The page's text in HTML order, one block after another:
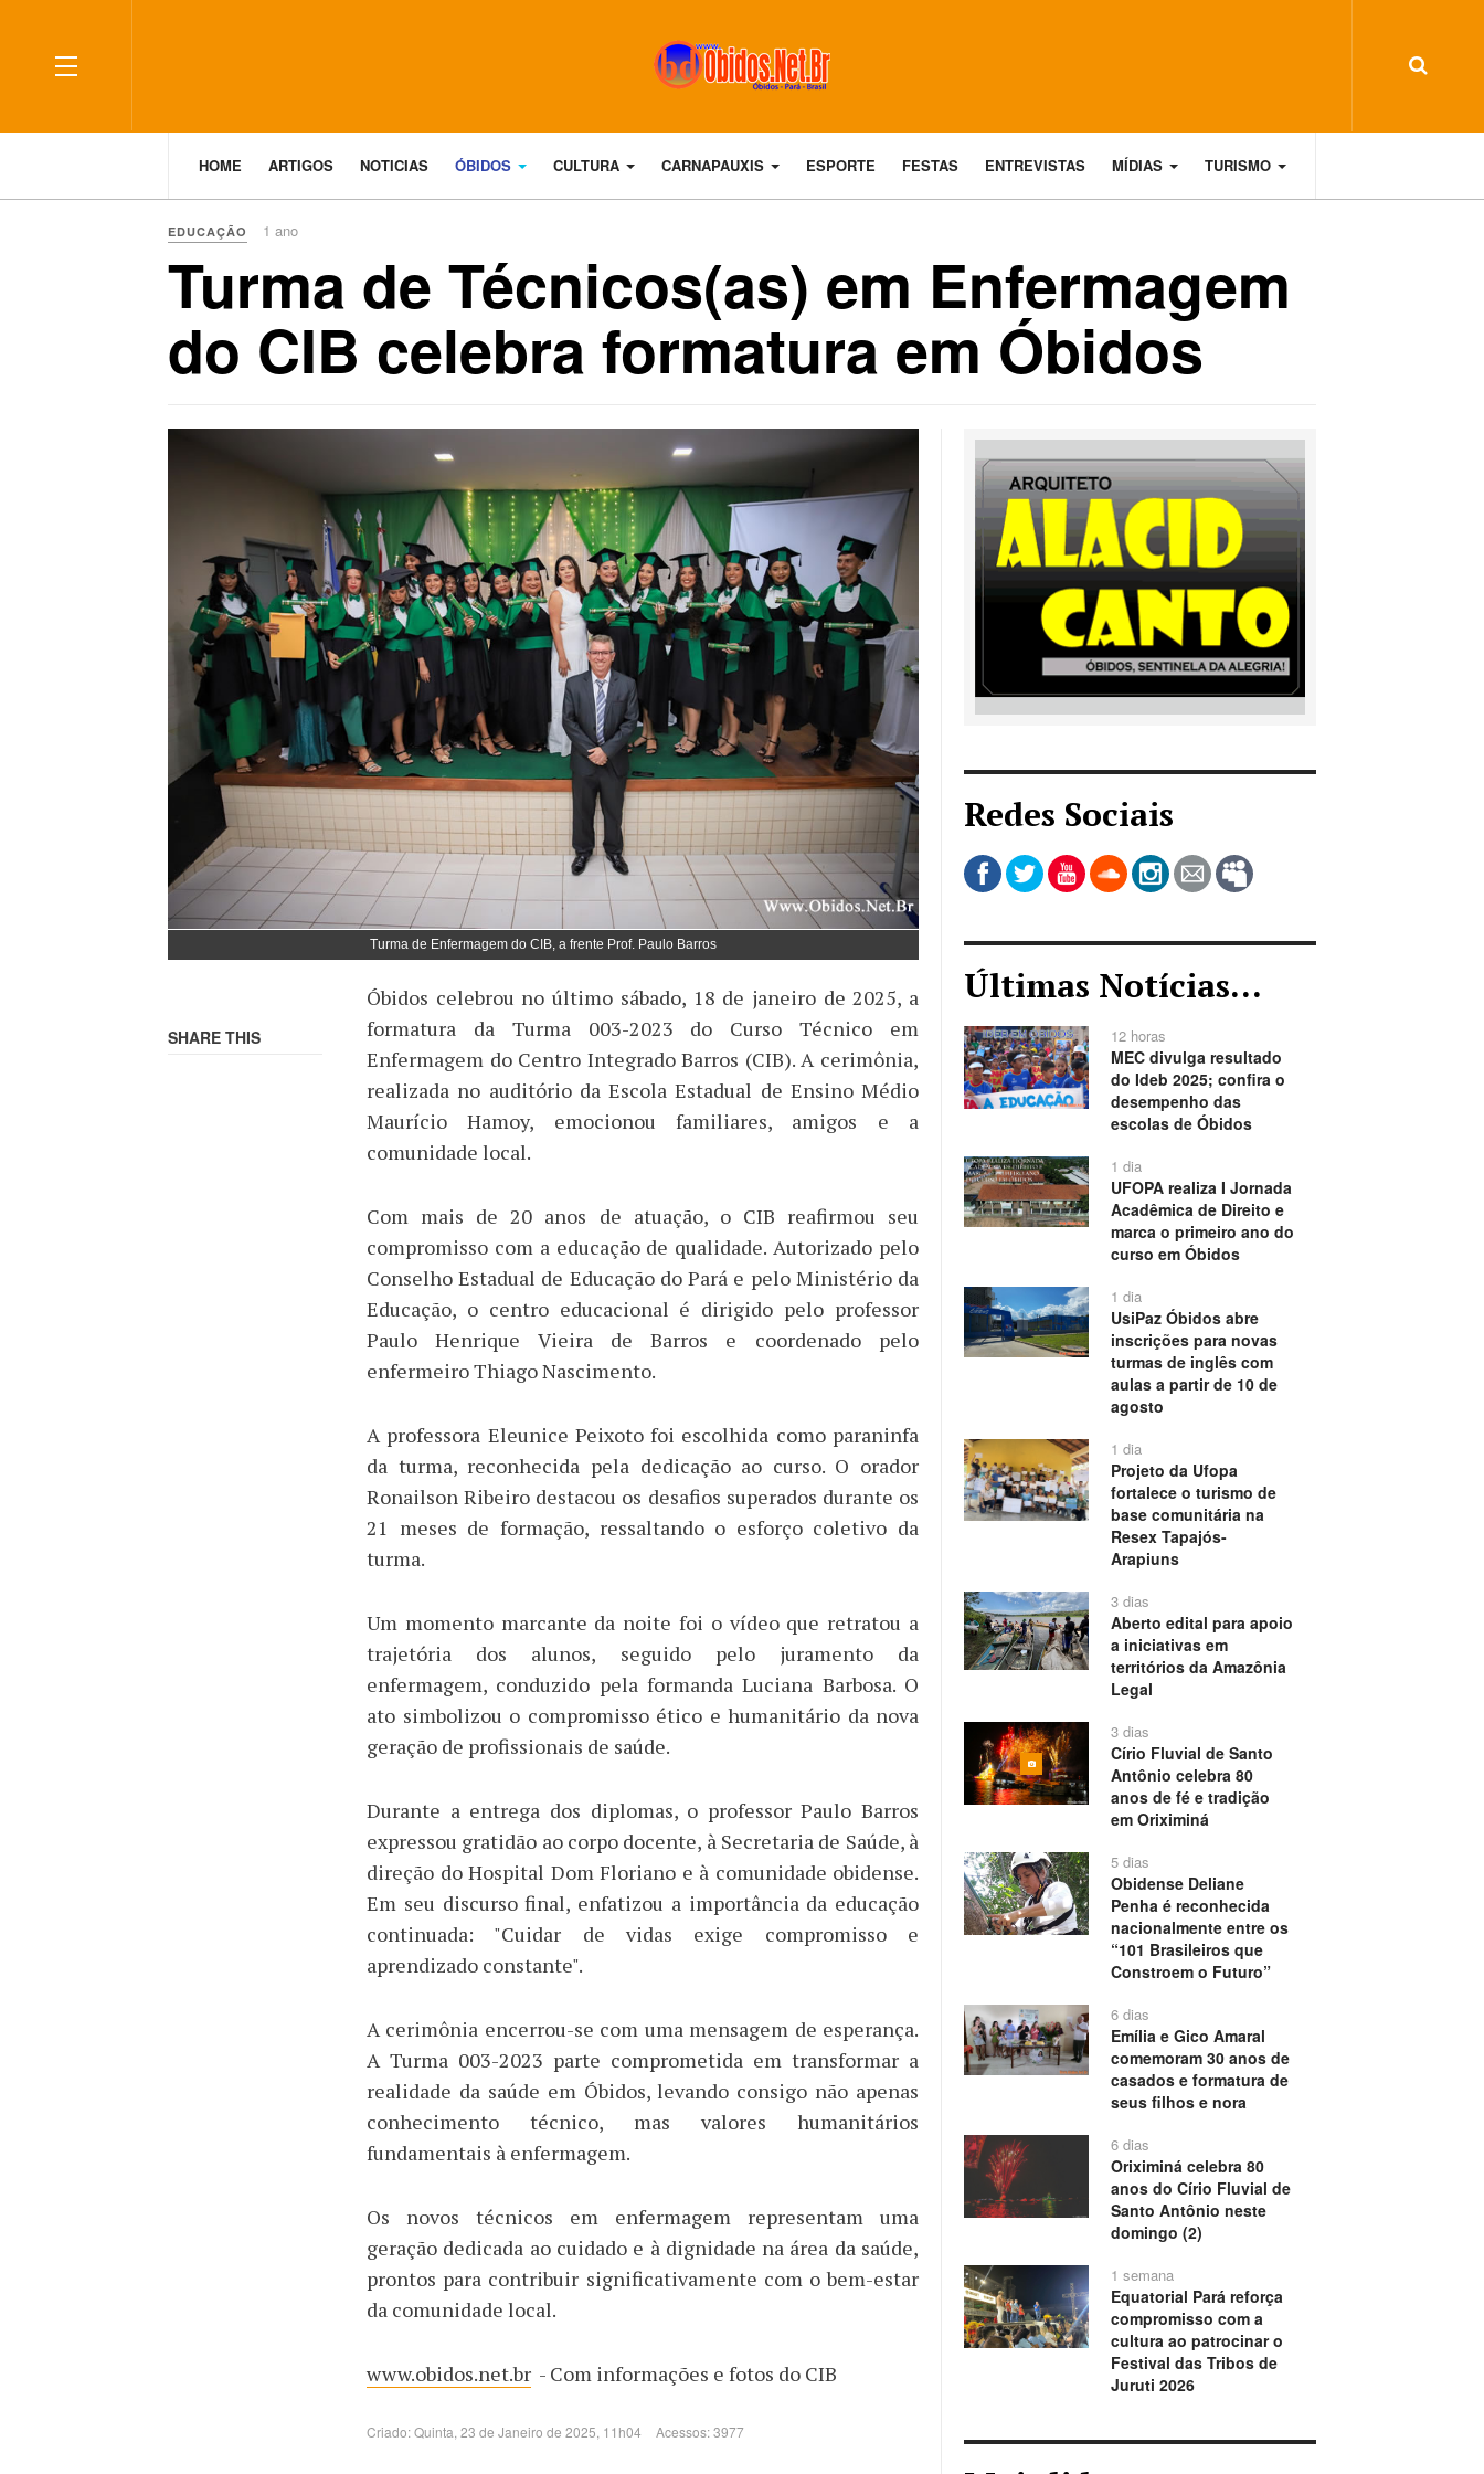
HOME ARTIGOS NOTICIAS ÓBIDOS CULTURA CARNAPAUXIS ESPORTE FESTAS ENTREVISTAS MÍDIAS TURISMO
EDUCAÇÃO 1 ano
Turma de Técnicos(as) em Enfermagem
do CIB celebra formatura em Óbidos
Turma de Enfermagem do CIB, a frente Prof. Paulo Barros
SHARE THIS
Óbidos celebrou no último sábado, 18 de janeiro de 2025, a
formatura da Turma 003-2023 do Curso Técnico em
Enfermagem do Centro Integrado Barros (CIB). A cerimônia,
realizada no auditório da Escola Estadual de Ensino Médio
Maurício Hamoy, emocionou familiares, amigos e a
comunidade local.
Com mais de 20 anos de atuação, o CIB reafirmou seu
compromisso com a educação de qualidade. Autorizado pelo
Conselho Estadual de Educação do Pará e pelo Ministério da
Educação, o centro educacional é dirigido pelo professor
Paulo Henrique Vieira de Barros e coordenado pelo
enfermeiro Thiago Nascimento.
A professora Eleunice Peixoto foi escolhida como paraninfa
da turma, reconhecida pela dedicação ao curso. O orador
Ronailson Ribeiro destacou os desafios superados durante os
21 meses de formação, ressaltando o esforço coletivo da
turma.
Um momento marcante da noite foi o vídeo que retratou a
trajetória dos alunos, seguido pelo juramento da
enfermagem, conduzido pela formanda Luciana Barbosa. O
ato simbolizou o compromisso ético e humanitário da nova
geração de profissionais de saúde.
Durante a entrega dos diplomas, o professor Paulo Barros
expressou gratidão ao corpo docente, à Secretaria de Saúde, à
direção do Hospital Dom Floriano e à comunidade obidense.
Em seu discurso final, enfatizou a importância da educação
continuada: "Cuidar de vidas exige compromisso e
aprendizado constante".
A cerimônia encerrou-se com uma mensagem de esperança.
A Turma 003-2023 parte comprometida em transformar a
realidade da saúde em Óbidos, levando consigo não apenas
conhecimento técnico, mas valores humanitários
fundamentais à enfermagem.
Os novos técnicos em enfermagem representam uma
geração dedicada ao cuidado e à dignidade na área da saúde,
prontos para contribuir significativamente com o bem-estar
da comunidade local.
www.obidos.net.br - Com informações e fotos do CIB
Criado: Quinta, 23 de Janeiro de 2025, 11h04 Acessos: 3977
Redes Sociais
Últimas Notícias...
12 horas
MEC divulga resultado
do Ideb 2025; confira o
desempenho das
escolas de Óbidos
1 dia
UFOPA realiza I Jornada
Acadêmica de Direito e
marca o primeiro ano do
curso em Óbidos
1 dia
UsiPaz Óbidos abre
inscrições para novas
turmas de inglês com
aulas a partir de 10 de
agosto
1 dia
Projeto da Ufopa
fortalece o turismo de
base comunitária na
Resex Tapajós-
Arapiuns
3 dias
Aberto edital para apoio
a iniciativas em
territórios da Amazônia
Legal
3 dias
Círio Fluvial de Santo
Antônio celebra 80
anos de fé e tradição
em Oriximiná
5 dias
Obidense Deliane
Penha é reconhecida
nacionalmente entre os
“101 Brasileiros que
Constroem o Futuro”
6 dias
Emília e Gico Amaral
comemoram 30 anos de
casados e formatura de
seus filhos e nora
6 dias
Oriximiná celebra 80
anos do Círio Fluvial de
Santo Antônio neste
domingo (2)
1 semana
Equatorial Pará reforça
compromisso com a
cultura ao patrocinar o
Festival das Tribos de
Juruti 2026